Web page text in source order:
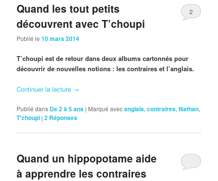
Quand les tout petits
découvrent avec T’choupi
Publié le10 mars 2014
2
T’choupi est de retour dans deux albums cartonnés pour
découvrir de nouvelles notions : les contraires et l’anglais.
Continuer la lecture →
Publié dans De 2 à 5 ans | Marqué avecanglais,contraires,Nathan,
T'choupi |2 Réponses
Quand un hippopotame aide
à apprendre les contraires